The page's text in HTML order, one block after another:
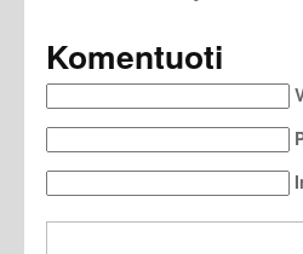
Komentuoti